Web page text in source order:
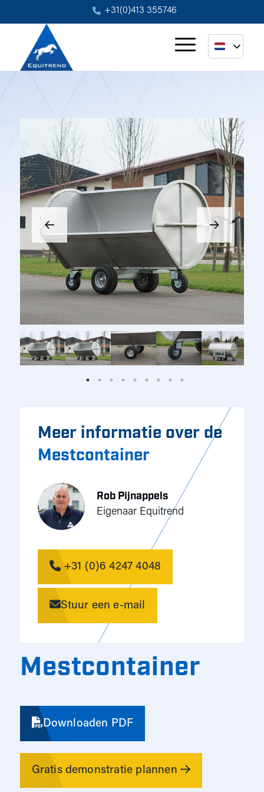
+31(0)413 355746
Meer informatie over de
Mestcontainer
Rob Pijnappels
Eigenaar Equitrend
+31 (0)6 4247 4048
Stuur een e-mail
Mestcontainer
Downloaden PDF
Gratis demonstratie plannen